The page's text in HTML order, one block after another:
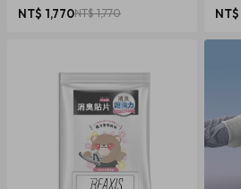
NT$ 1,770NT$ 1,770